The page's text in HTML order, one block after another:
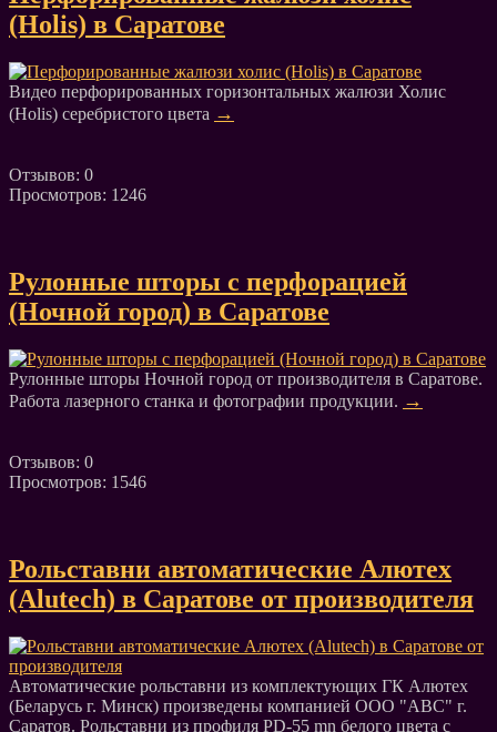
(Holis) в Саратове
Видео перфорированных горизонтальных жалюзи Холис
(Holis) серебристого цвета →
Отзывов: 0
Просмотров: 1246
Рулонные шторы с перфорацией
(Ночной город) в Саратове
Рулонные шторы Ночной город от производителя в Саратове.
Работа лазерного станка и фотографии продукции. →
Отзывов: 0
Просмотров: 1546
Рольставни автоматические Алютех
(Alutech) в Саратове от производителя
Автоматические рольставни из комплектующих ГК Алютех
(Беларусь г. Минск) произведены компанией ООО "АВС" г.
Саратов. Рольставни из профиля PD-55 mn белого цвета с